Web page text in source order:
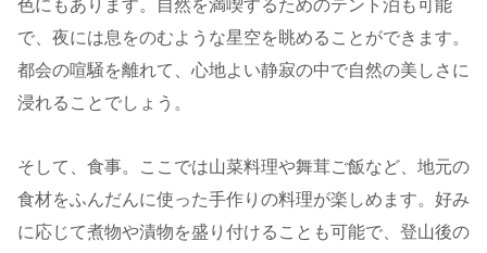
色にもあります。自然を満喫するためのテント泊も可能
で、夜には息をのむような星空を眺めることができます。
都会の喧騒を離れて、心地よい静寂の中で自然の美しさに
浸れることでしょう。
そして、食事。ここでは山菜料理や舞茸ご飯など、地元の
食材をふんだんに使った手作りの料理が楽しめます。好み
に応じて煮物や漬物を盛り付けることも可能で、登山後の